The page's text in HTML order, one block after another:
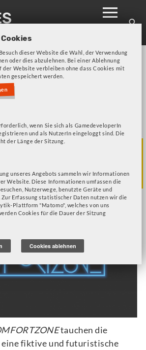
unsere Frage zu Cookies!
THE
dieser Website die Wahl, der Verwendung
oder dies abzulehnen. Bei einer Ablehnung
der Website verbleiben ohne dass Cookies mit
gespeichert werden.
wenn Sie sich als GamedeveloperIn
und als NutzerIn eingeloggt sind. Die
der Länge der Sitzung.
unseres Angebots sammeln wir Informationen
Website. Diese Informationen umfassen die
Nutzerwege, benutzte Geräte und
Erfassung statistischer Daten nutzen wir die
Plattform "Matomo", welches von uns
Cookies für die Dauer der Sitzung
Cookies ablehnen
tauchen die
fiktive und futuristische